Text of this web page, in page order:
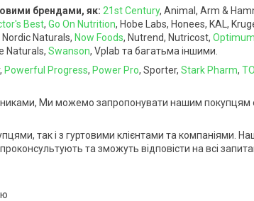
брендами, як: 21st Century, Animal, Arm &
Best, Go On Nutrition, Hobe Labs, Honees, KAL,
Nordic Naturals, Now Foods, Nutrend, Nutricost,
Naturals, Swanson, Vplab та багатьма іншими.
Powerful Progress, Power Pro, Sporter, Stark Pharm,
Ми можемо запропонувати нашим покупцям
так і з гуртовими клієнтами та компаніями.
та зможуть відповісти на всі